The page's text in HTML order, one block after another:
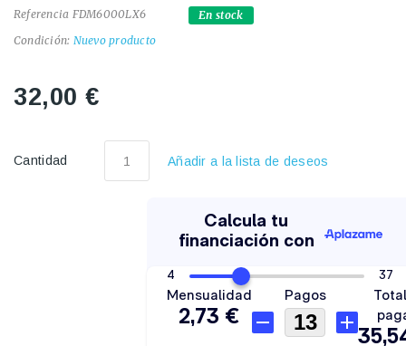
Referencia FDM6000LX6
Condición: Nuevo producto
En stock
32,00 €
Cantidad Añadir a la lista de deseos